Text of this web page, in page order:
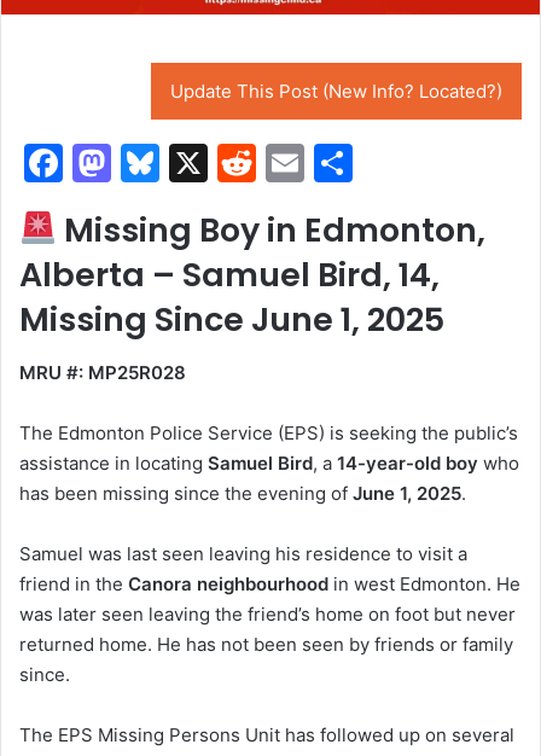
Update This Post (New Info? Located?)
F
c
e
b
o
o
k
M
st
o
d
o
n
Bl
e
s
k
y
X
R
d
di
t
E
ai
l
ar
e
Missing Boy in Edmonton,
Alberta – Samuel Bird, 14,
Missing Since June 1, 2025
MRU #: MP25R028
The Edmonton Police Service (EPS) is seeking the public’s
assistance in locating Samuel Bird, a 14-year-old boy who
has been missing since the evening of June 1, 2025.
Samuel was last seen leaving his residence to visit a
friend in the Canora neighbourhood in west Edmonton. He
was later seen leaving the friend’s home on foot but never
returned home. He has not been seen by friends or family
since.
The EPS Missing Persons Unit has followed up on several